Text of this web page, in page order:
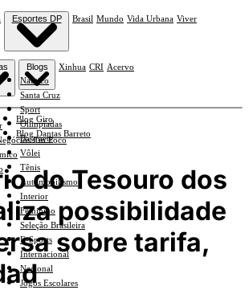
Esportes DP
Náutico
Santa Cruz
Sport
Olimpíadas
Basquete
Vôlei
Tênis
Automobilismo
Interior
Feminino
Seleção Brasileira
E-Sports
Internacional
Nacional
Jogos Escolares
Brasil Mundo Vida Urbana Viver
Em Foco
Blogs
Blog Giro
Blog Dantas Barreto
Xinhua CRI Acervo
do Tesouro dos
possibilidade
sobre tarifa,